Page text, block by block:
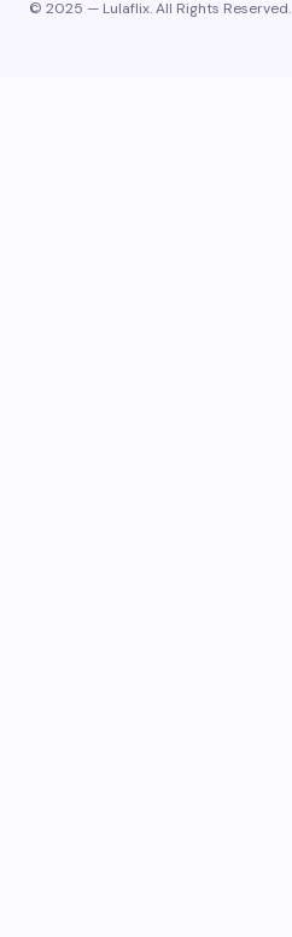
© 2025 — Lulaflix. All Rights Reserved.